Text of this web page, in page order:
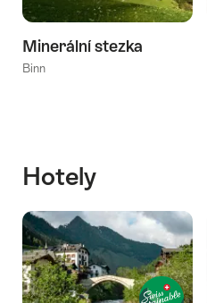
Minerální stezka
Binn
Hotely